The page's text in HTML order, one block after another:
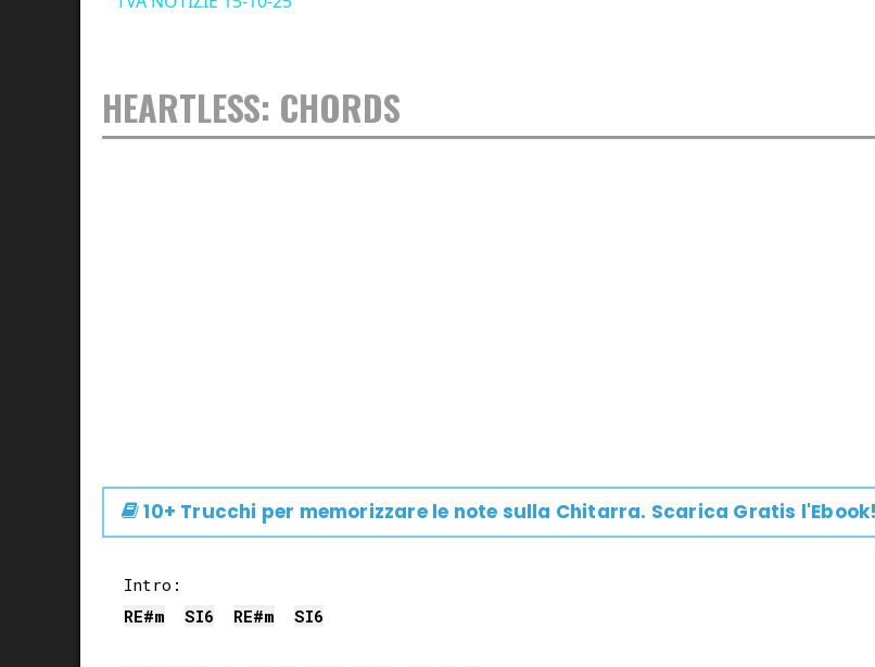
HEARTLESS: CHORDS
10+ Trucchi per memorizzare le note sulla Chitarra. Scarica Gratis l'Ebook!
RE#m SI6 RE#m SI6